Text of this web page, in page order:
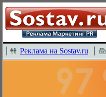
Реклама на Sostav.ru